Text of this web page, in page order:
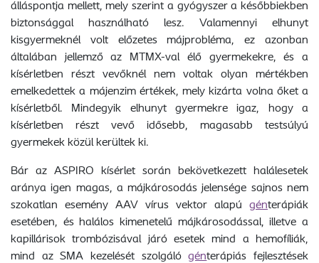
álláspontja mellett, mely szerint a gyógyszer a későbbiekben
biztonsággal használható lesz. Valamennyi elhunyt
kisgyermeknél volt előzetes májprobléma, ez azonban
általában jellemző az MTMX-val élő gyermekekre, és a
kísérletben részt vevőknél nem voltak olyan mértékben
emelkedettek a májenzim értékek, mely kizárta volna őket a
kísérletből. Mindegyik elhunyt gyermekre igaz, hogy a
kísérletben részt vevő idősebb, magasabb testsúlyú
gyermekek közül kerültek ki.
Bár az ASPIRO kísérlet során bekövetkezett halálesetek
aránya igen magas, a májkárosodás jelensége sajnos nem
szokatlan esemény AAV vírus vektor alapú génterápiák
esetében, és halálos kimenetelű májkárosodással, illetve a
kapillárisok trombózisával járó esetek mind a hemofíliák,
mind az SMA kezelését szolgálógénterápiás fejlesztések